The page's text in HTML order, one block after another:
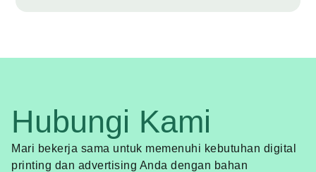
Hubungi Kami
Mari bekerja sama untuk memenuhi kebutuhan digital
printing dan advertising Anda dengan bahan